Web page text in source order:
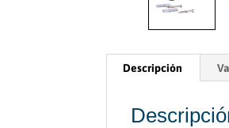
Descripción